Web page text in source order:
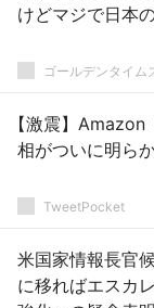
けどマジで日本
ゴールデンタイム
【激震】
相がついに明ら
TweetPocket
米国家情報長官
に移ればエスカ